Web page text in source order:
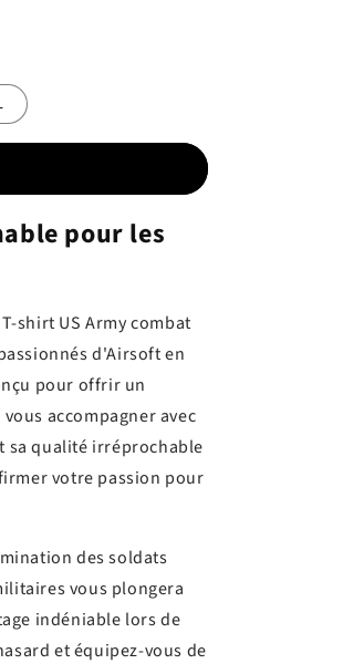
pour les
shirt US Army combat
d'Airsoft en
pour offrir un
accompagner avec
sa qualité irréprochable
votre passion pour
des soldats
vous plongera
indéniable lors de
et équipez-vous de